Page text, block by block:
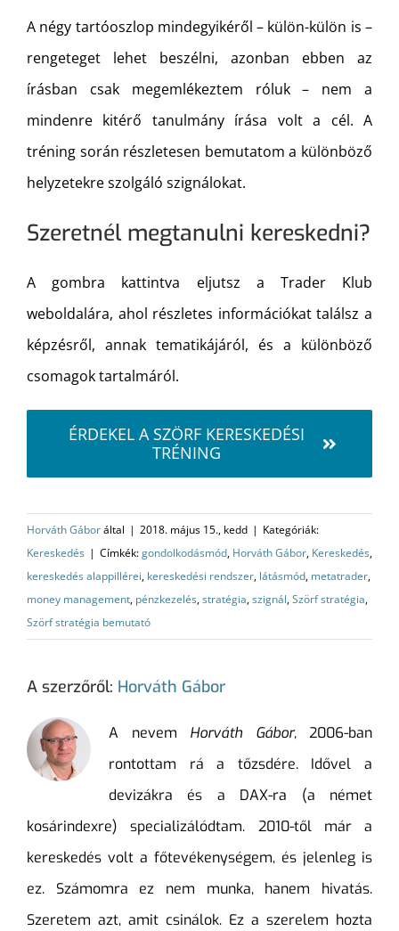
A négy tartóoszlop mindegyikéről – külön-külön is –
rengeteget lehet beszélni, azonban ebben az
írásban csak megemlékeztem róluk – nem a
mindenre kitérő tanulmány írása volt a cél. A
tréning során részletesen bemutatom a különböző
helyzetekre szolgáló szignálokat.
Szeretnél megtanulni kereskedni?
A gombra kattintva eljutsz a Trader Klub
weboldalára, ahol részletes információkat találsz a
képzésről, annak tematikájáról, és a különböző
csomagok tartalmáról.
ÉRDEKEL A SZÖRF KERESKEDÉSI
TRÉNING
Horváth Gáboráltal | 2018. május 15., kedd | Kategóriák:
Kereskedés | Címkék:gondolkodásmód, Horváth Gábor, Kereskedés,
kereskedés alappillérei, kereskedési rendszer, látásmód, metatrader,
money management, pénzkezelés,stratégia,szignál,Szörf stratégia,
Szörf stratégia bemutató
A szerzőről: Horváth Gábor
A nevem Horváth Gábor, 2006-ban
rontottam rá a tőzsdére. Idővel a
devizákra és a DAX-ra (a német
kosárindexre) specializálódtam. 2010-től már a
kereskedés volt a főtevékenységem, és jelenleg is
ez. Számomra ez nem munka, hanem hivatás.
Szeretem azt, amit csinálok. Ez a szerelem hozta